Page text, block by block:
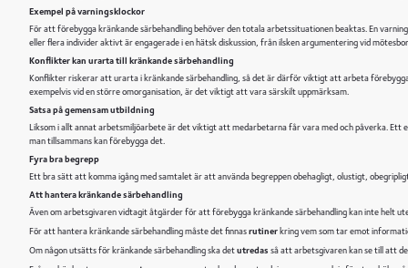
Exempel på varningsklockor
För att förebygga kränkande särbehandling behöver den totala arbetssituationen beaktas. En
eller flera individer aktivt är engagerade i en hätsk diskussion, från ilsken argumentering vid
Konflikter kan urarta till kränkande särbehandling
Konflikter riskerar att urarta i kränkande särbehandling, så det är därför viktigt att arbeta
exempelvis vid en större omorganisation, är det viktigt att vara särskilt uppmärksam.
Satsa på gemensam utbildning
Liksom i allt annat arbetsmiljöarbete är det viktigt att medarbetarna får vara med och påverka. Ett
man tillsammans kan förebygga det.
Fyra bra begrepp
Ett bra sätt att komma igång med samtalet är att använda begreppen obehagligt, olustigt,
Att hantera kränkande särbehandling
Även om arbetsgivaren vidtagit åtgärder för att förebygga kränkande särbehandling kan inte helt
För att hantera kränkande särbehandling måste det finnasrutiner kring vem som tar emot
Om någon utsätts för kränkande särbehandling ska detutredas så att arbetsgivaren kan se till att